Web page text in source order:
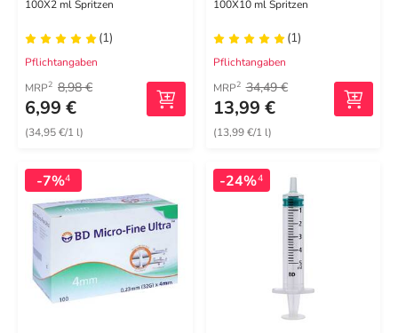
100X2 ml Spritzen
(1)
Pflichtangaben
MRP2 8,98 €
6,99 €
(34,95 €/1 l)
100X10 ml Spritzen
(1)
Pflichtangaben
MRP2 34,49 €
13,99 €
(13,99 €/1 l)
-7%4 -24%4